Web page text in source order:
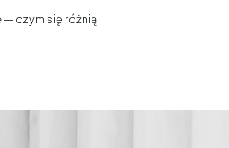
czym się różnią